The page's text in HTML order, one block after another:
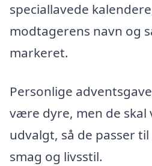
speciallavede
modtagerens navn og
markeret.
Personlige
være dyre, men de
udvalgt, så de passer
smag og livsstil.